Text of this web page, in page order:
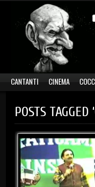
CANTANTI CINEMA
POSTS TAGGED